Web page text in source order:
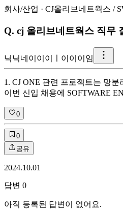
회사/산업 · CJ올리브네트웍스 /
Q. cj 올리브네트웍스 직무
닉닉네이이이ㅣ이이이임
1. CJ ONE 관련 프로젝트는 망
이번 신입 채용에 SOFTWARE
0
0
공유
2024.10.01
답변 0
아직 등록된 답변이 없어요.